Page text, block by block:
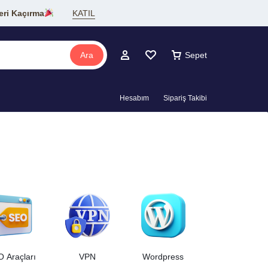
Kaçırma KATIL
Ara Sepet
Hesabım Sipariş Takibi
Araçları VPN Wordpress